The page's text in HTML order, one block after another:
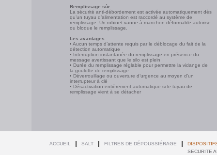
Remplissage sûr
La sécurité anti-débordement est activée automatiquement dès
qu’un tuyau d’alimentation est raccordé au système de
remplissage. Un robinet-vanne à manchon déformable autorise
ou bloque le remplissage.
Les avantages
• Aucun temps d’attente requis par le déblocage du fait de la
détection automatique
• Interruption instantanée du remplissage en présence du
message avertissant que le silo est plein
• Durée du remplissage réglable pour permettre la vidange de
la goulotte de remplissage
• Déverrouillage ou ouverture d’urgence au moyen d’un
interrupteur à clé
• Désactivation entièrement automatique si le tuyau de
remplissage vient à se détacher
ACCUEIL SALT
FILTRES DE DÉPOUSSIÉRAGE
SECURITE